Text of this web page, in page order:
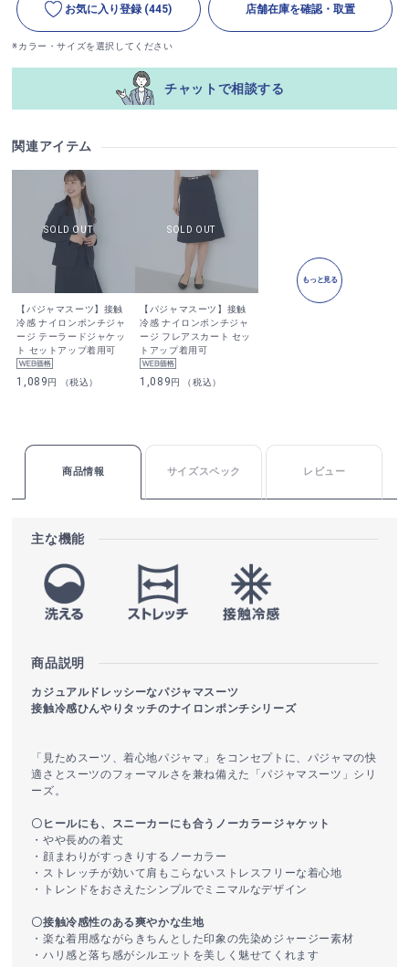
お気に入り登録 (445) 店舗在庫を確認・取置
※カラー・サイズを選択してください
チャットで相談する
関連アイテム
【パジャマスーツ】接触
冷感 ナイロンポンチジャ
ージ テーラードジャケッ
ト セットアップ着用可
1,089円 （税込）
【パジャマスーツ】接触
冷感 ナイロンポンチジャ
ージ フレアスカート セッ
トアップ着用可
1,089円 （税込）
もっと見る
商品情報 サイズスペック レビュー
主な機能
商品説明
カジュアルドレッシーなパジャマスーツ
接触冷感ひんやりタッチのナイロンポンチシリーズ
「見ためスーツ、着心地パジャマ」をコンセプトに、パジャマの快
適さとスーツのフォーマルさを兼ね備えた「パジャマスーツ」シリ
ーズ。
〇ヒールにも、スニーカーにも合うノーカラージャケット
・やや長めの着丈
・顔まわりがすっきりするノーカラー
・ストレッチが効いて肩もこらないストレスフリーな着心地
・トレンドをおさえたシンプルでミニマルなデザイン
〇接触冷感性のある爽やかな生地
・楽な着用感ながらきちんとした印象の先染めジャージー素材
・ハリ感と落ち感がシルエットを美しく魅せてくれます